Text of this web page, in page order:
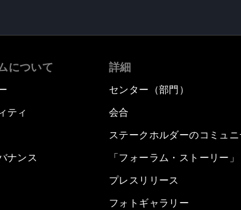
について
ティ
ナンス
詳細
センター（部門）
会合
ステークホルダーのコミュニ
「フォーラム・ストーリー」
プレスリリース
フォトギャラリー